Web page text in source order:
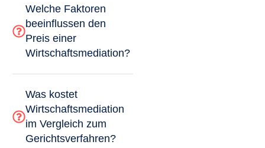
Welche Faktoren
beeinflussen den
Preis einer
Wirtschaftsmediation?
Was kostet
Wirtschaftsmediation
im Vergleich zum
Gerichtsverfahren?